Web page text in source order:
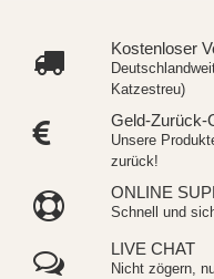
Kostenloser
Katzestreu)
Geld-Zurück-
Unsere
zurück!
ONLINE
Schnell und
LIVE CHAT
Nicht zögern,